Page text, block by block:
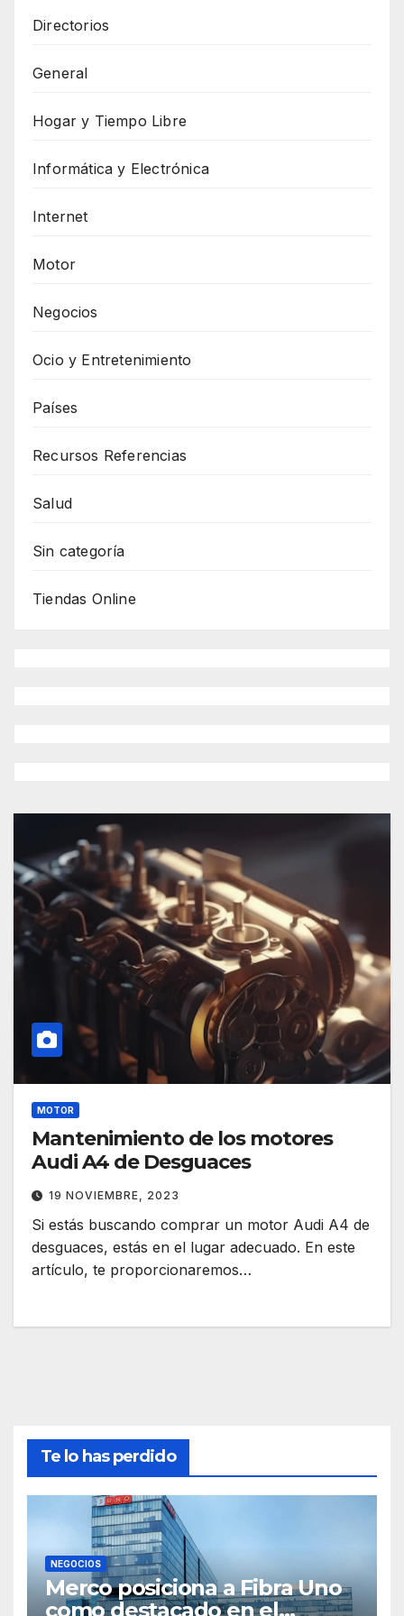
Directorios
General
Hogar y Tiempo Libre
Informática y Electrónica
Internet
Motor
Negocios
Ocio y Entretenimiento
Países
Recursos Referencias
Salud
Sin categoría
Tiendas Online
MOTOR
Mantenimiento de los motores
Audi A4 de Desguaces
19 NOVIEMBRE, 2023
Si estás buscando comprar un motor Audi A4 de
desguaces, estás en el lugar adecuado. En este
artículo, te proporcionaremos…
Te lo has perdido
NEGOCIOS
Merco posiciona a Fibra Uno
como destacado en el